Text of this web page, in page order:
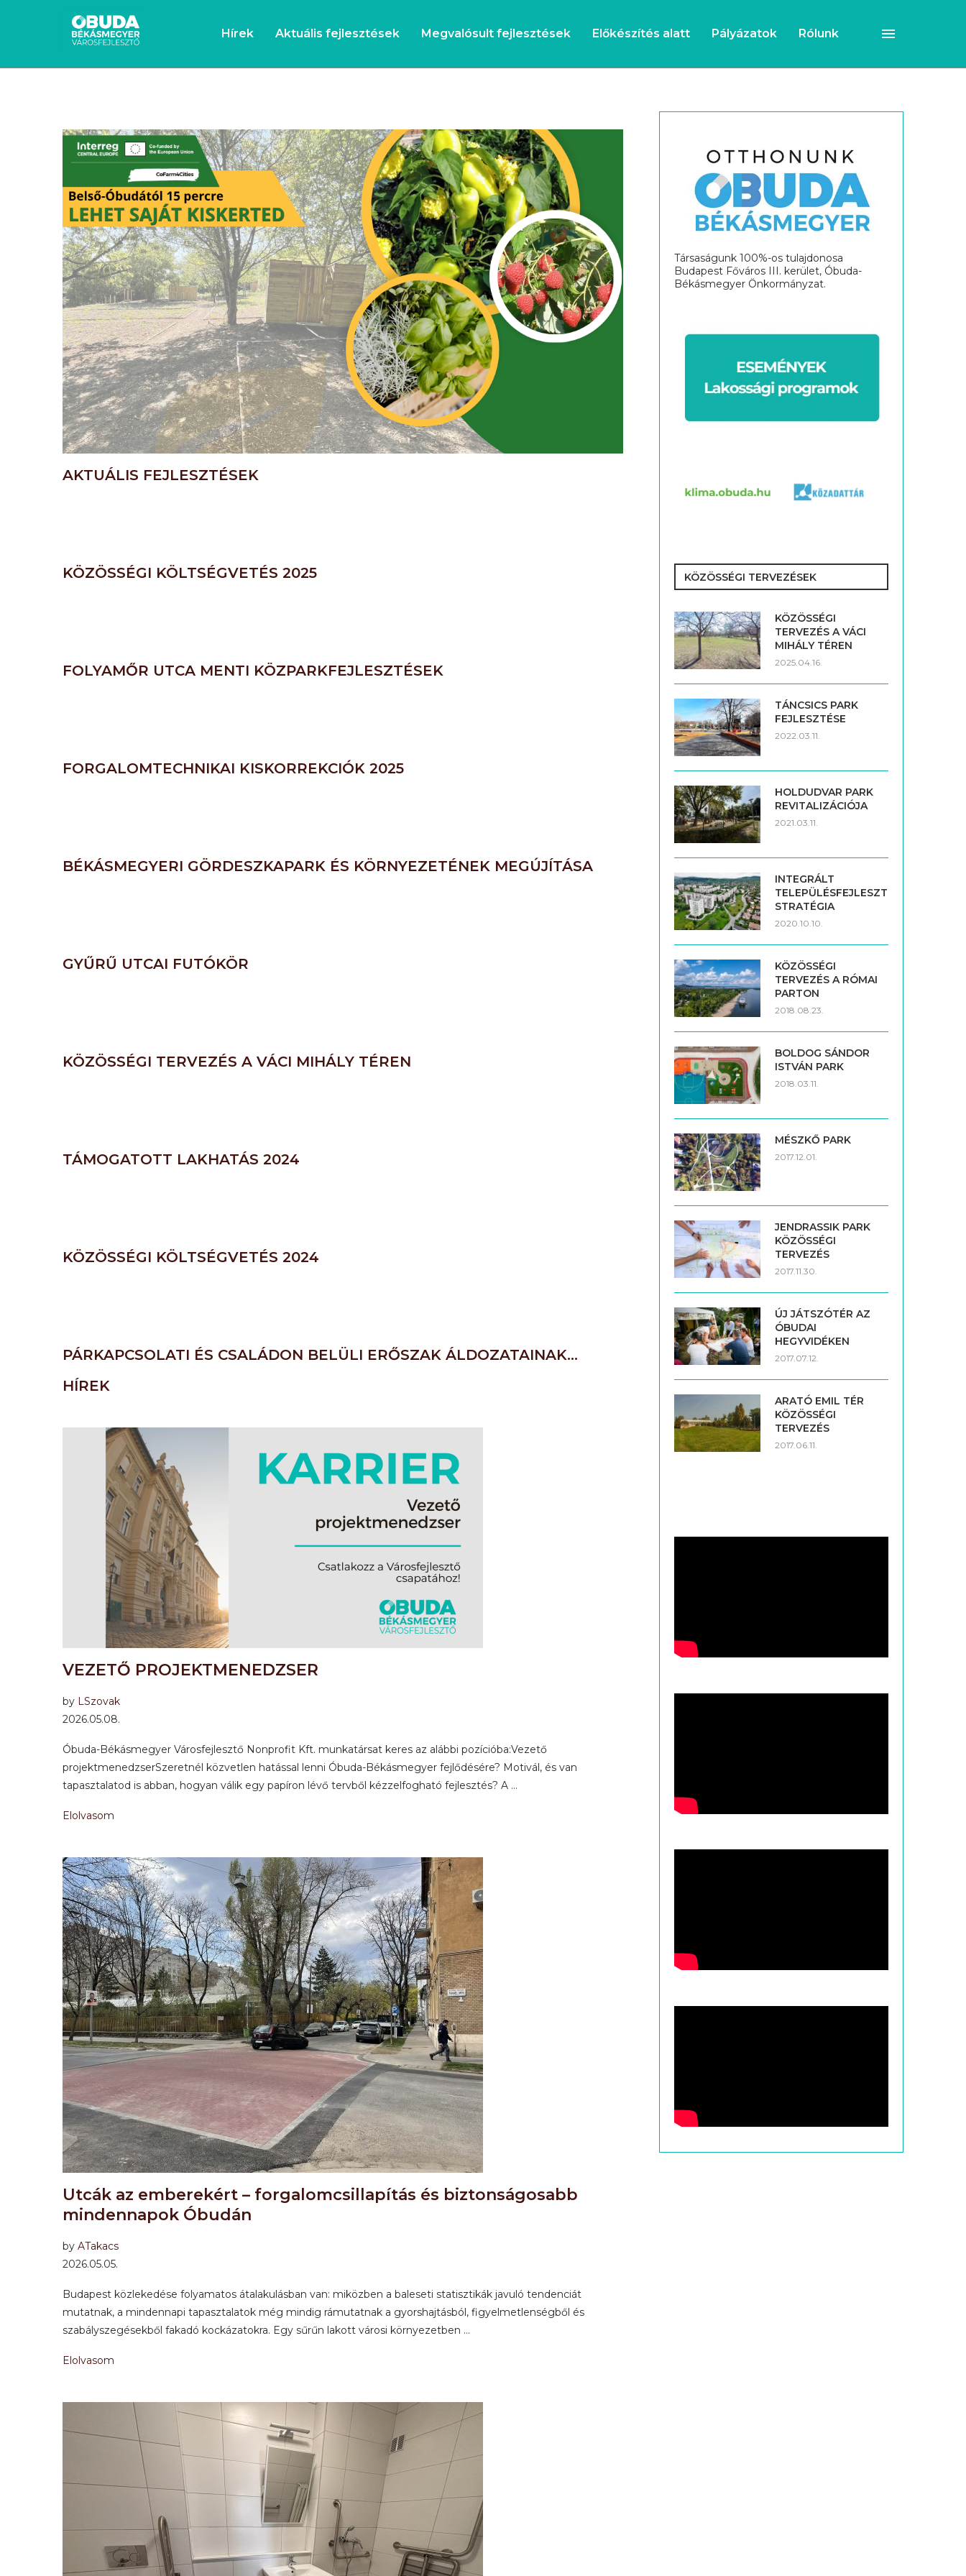
Hírek Aktuális fejlesztések Megvalósult fejlesztések Előkészítés alatt Pályázatok Rólunk
AKTUÁLIS FEJLESZTÉSEK
KÖZÖSSÉGI KÖLTSÉGVETÉS 2025
FOLYAMŐR UTCA MENTI KÖZPARKFEJLESZTÉSEK
FORGALOMTECHNIKAI KISKORREKCIÓK 2025
BÉKÁSMEGYERI GÖRDESZKAPARK ÉS KÖRNYEZETÉNEK MEGÚJÍTÁSA
GYŰRŰ UTCAI FUTÓKÖR
KÖZÖSSÉGI TERVEZÉS A VÁCI MIHÁLY TÉREN
TÁMOGATOTT LAKHATÁS 2024
KÖZÖSSÉGI KÖLTSÉGVETÉS 2024
PÁRKAPCSOLATI ÉS CSALÁDON BELÜLI ERŐSZAK ÁLDOZATAINAK…
HÍREK
VEZETŐ PROJEKTMENEDZSER
by LSzovak
2026.05.08.
Óbuda-Békásmegyer Városfejlesztő Nonprofit Kft. munkatársat keres az alábbi pozícióba:Vezető
projektmenedzserSzeretnél közvetlen hatással lenni Óbuda-Békásmegyer fejlődésére? Motivál, és van
tapasztalatod is abban, hogyan válik egy papíron lévő tervből kézzelfogható fejlesztés? A …
Elolvasom
Utcák az emberekért – forgalomcsillapítás és biztonságosabb
mindennapok Óbudán
by ATakacs
2026.05.05.
Budapest közlekedése folyamatos átalakulásban van: miközben a baleseti statisztikák javuló tendenciát
mutatnak, a mindennapi tapasztalatok még mindig rámutatnak a gyorshajtásból, figyelmetlenségből és
szabályszegésekből fakadó kockázatokra. Egy sűrűn lakott városi környezetben …
Elolvasom
Társaságunk 100%-os tulajdonosa
Budapest Főváros III. kerület, Óbuda-
Békásmegyer Önkormányzat.
KÖZÖSSÉGI TERVEZÉSEK
KÖZÖSSÉGI
TERVEZÉS A VÁCI
MIHÁLY TÉREN
2025.04.16.
TÁNCSICS PARK
FEJLESZTÉSE
2022.03.11.
HOLDUDVAR PARK
REVITALIZÁCIÓJA
2021.03.11.
INTEGRÁLT
TELEPÜLÉSFEJLESZTÉSI
STRATÉGIA
2020.10.10.
KÖZÖSSÉGI
TERVEZÉS A RÓMAI
PARTON
2018.08.23.
BOLDOG SÁNDOR
ISTVÁN PARK
2018.03.11.
MÉSZKŐ PARK
2017.12.01.
JENDRASSIK PARK
KÖZÖSSÉGI
TERVEZÉS
2017.11.30.
ÚJ JÁTSZÓTÉR AZ
ÓBUDAI
HEGYVIDÉKEN
2017.07.12.
ARATÓ EMIL TÉR
KÖZÖSSÉGI
TERVEZÉS
2017.06.11.